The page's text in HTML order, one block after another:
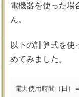
電機器を使った場
ん。
以下の計算式を使
めてみました。
電力使用時間（日）